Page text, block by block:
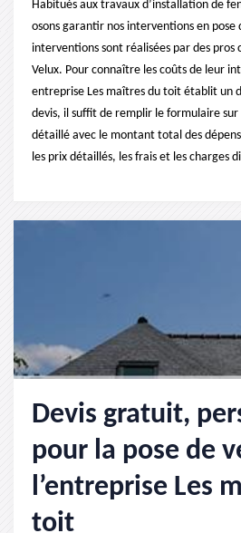
Habitués aux travaux d’installation de
osons garantir nos interventions en pose
interventions sont réalisées par des
Velux. Pour connaître les coûts de leur
entreprise Les maîtres du toit établit un
devis, il suffit de remplir le formulaire sur
détaillé avec le montant total des
les prix détaillés, les frais et les charges
Devis gratuit,
pour la pose de
l’entreprise Les
toit